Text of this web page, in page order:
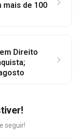
mais de 100
Direito
seguir!